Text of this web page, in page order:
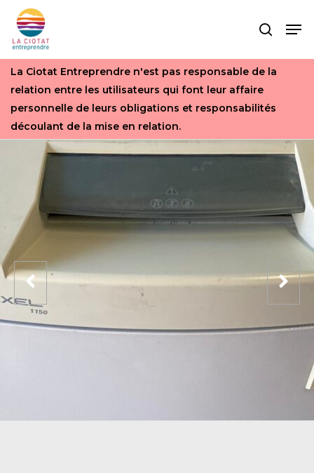
main
content
search
La Ciotat Entreprendre n'est pas responsable de la
relation entre les utilisateurs qui font leur affaire
personnelle de leurs obligations et responsabilités
découlant de la mise en relation.